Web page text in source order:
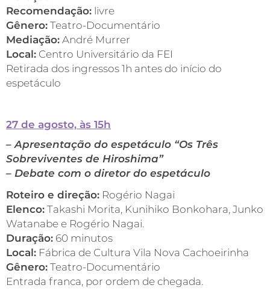
Recomendação: livre
Gênero: Teatro-Documentário
Mediação: André Murrer
Local: Centro Universitário da FEI
Retirada dos ingressos 1h antes do início do
espetáculo
27 de agosto, às 15h
– Apresentação do espetáculo “Os Três
Sobreviventes de Hiroshima”
– Debate com o diretor do espetáculo
Roteiro e direção: Rogério Nagai
Elenco: Takashi Morita, Kunihiko Bonkohara, Junko
Watanabe e Rogério Nagai.
Duração: 60 minutos
Local: Fábrica de Cultura Vila Nova Cachoeirinha
Gênero: Teatro-Documentário
Entrada franca, por ordem de chegada.